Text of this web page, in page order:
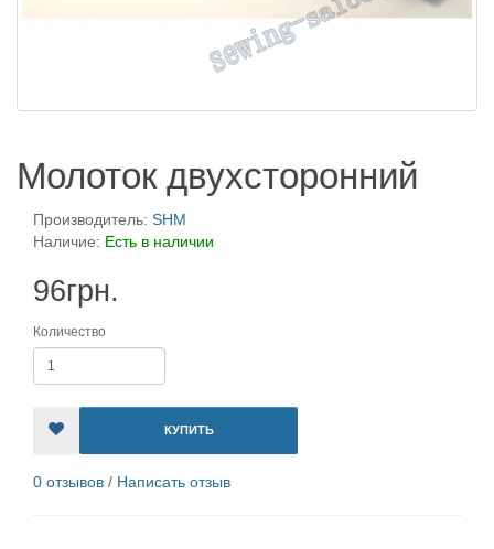
Молоток двухсторонний
Производитель: SHM
Наличие: Есть в наличии
96грн.
Количество
КУПИТЬ
0 отзывов / Написать отзыв